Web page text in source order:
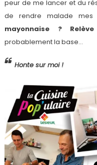
peur de me lancer et du
de rendre malade mes
mayonnaise ?
probablement la base…
Honte sur moi !